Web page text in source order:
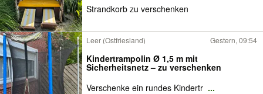
Strandkorb zu verschenken
Leer (Ostfriesland) Gestern, 09:54
Kindertrampolin Ø 1,5 m mit
Sicherheitsnetz – zu verschenken
Verschenke ein rundes Kindertr ...